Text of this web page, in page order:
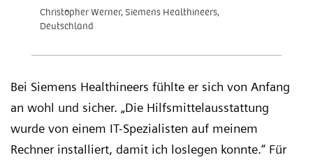
Christopher Werner, Siemens Healthineers,
Deutschland
Bei Siemens Healthineers fühlte er sich von Anfang
an wohl und sicher. „Die Hilfsmittelausstattung
wurde von einem IT-Spezialisten auf meinem
Rechner installiert, damit ich loslegen konnte.“ Für